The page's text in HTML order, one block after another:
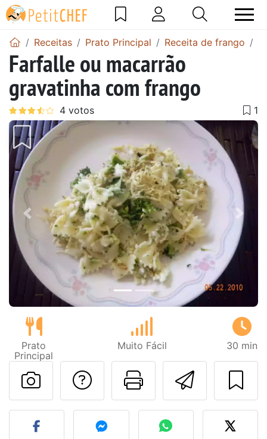
Receitas Prato Principal Receita de frango
Farfalle ou macarrão
gravatinha com frango
Anterior Next
Prato
Principal
Muito Fácil 30 min
Imprima
Falar com o autor
Fez esta receita?